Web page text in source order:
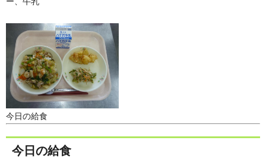
今日の給食
今日の給食